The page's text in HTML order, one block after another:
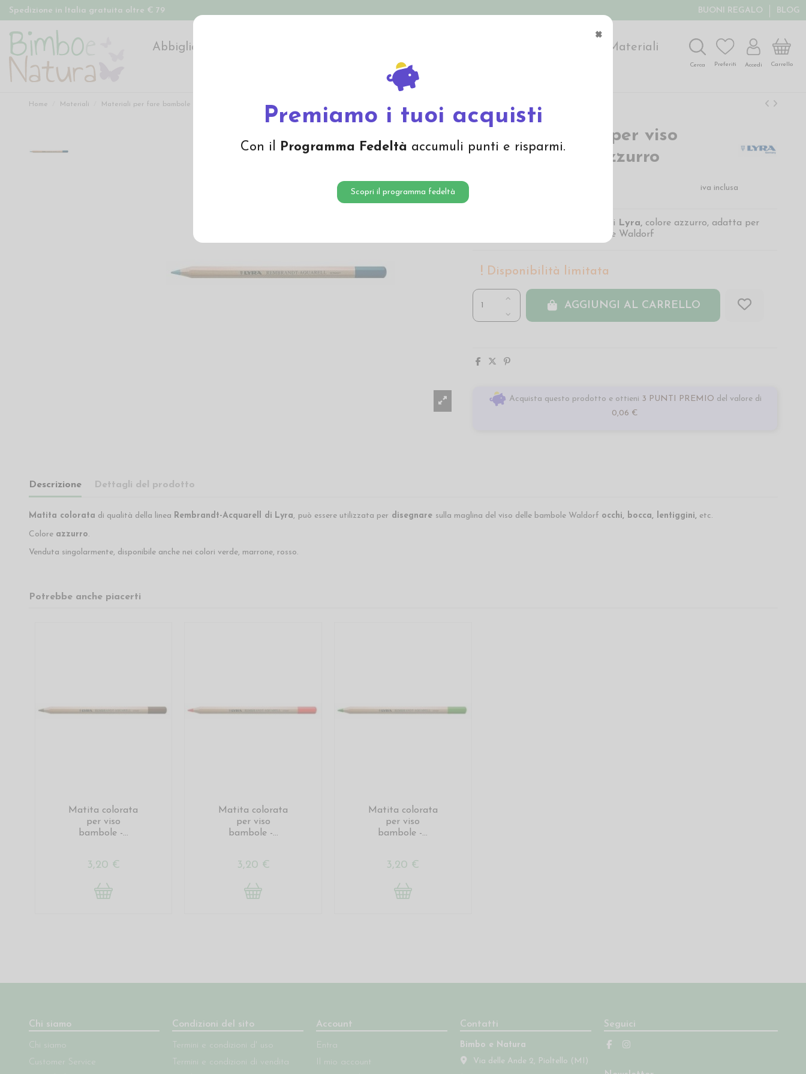
×
Premiamo i tuoi acquisti
Con il Programma Fedeltà accumuli punti e risparmi.
Scopri il programma fedeltà
Spedizione in Italia gratuita oltre € 79 BUONI REGALO BLOG
Abbigliamento
Materiali
Offerte
Cerca Preferiti Accedi Carrello
Home Materiali Materiali per fare bambole Matite per viso bambole
Matita colorata per viso
bambole - col. azzurro
iva inclusa
di Lyra, colore azzurro, adatta per
disegnare gli occhi delle bambole Waldorf
Disponibilità limitata
AGGIUNGI AL CARRELLO
Acquista questo prodotto e ottieni 3 PUNTI PREMIO del valore di
0,06 €
Descrizione Dettagli del prodotto
Matita colorata di qualità della linea Rembrandt-Acquarell di Lyra, può essere utilizzata per disegnare sulla maglina del viso delle bambole Waldorf occhi, bocca, lentiggini,etc.
Colore azzurro.
Venduta singolarmente, disponibile anche nei colori verde, marrone, rosso.
Potrebbe anche piacerti
Matita colorata
per viso
bambole -...
3,20 €
Matita colorata
per viso
bambole -...
3,20 €
Matita colorata
per viso
bambole -...
3,20 €
Chi siamo
Chi siamo
Customer Service
Condizioni del sito
Termini e condizioni d' uso
Termini e condizioni di vendita
Account
Entra
Il mio account
Contatti
Bimbo e Natura
Via delle Ande 2, Pioltello (MI)
Seguici